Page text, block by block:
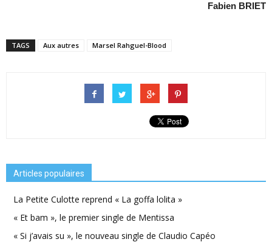
Fabien BRIET
TAGS Aux autres Marsel Rahguel-Blood
Articles populaires
La Petite Culotte reprend « La goffa lolita »
« Et bam », le premier single de Mentissa
« Si j’avais su », le nouveau single de Claudio Capéo